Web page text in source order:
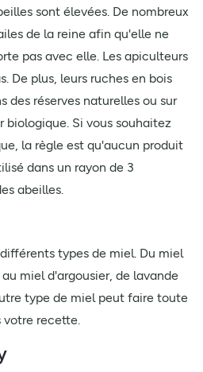
sont élevées. De nombreux
de la reine afin qu'elle ne
pas avec elle. Les apiculteurs
De plus, leurs ruches en bois
des réserves naturelles ou sur
biologique. Si vous souhaitez
la règle est qu'aucun produit
dans un rayon de 3
abeilles.
types de miel. Du miel
miel d'argousier, de lavande
type de miel peut faire toute
votre recette.